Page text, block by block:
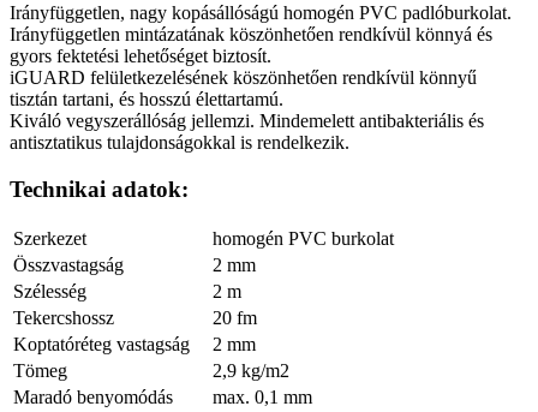
Irányfüggetlen, nagy kopásállóságú homogén PVC padlóburkolat.
Irányfüggetlen mintázatának köszönhetően rendkívül könnyá és
gyors fektetési lehetőséget biztosít.
iGUARD felületkezelésének köszönhetően rendkívül könnyű
tisztán tartani, és hosszú élettartamú.
Kiváló vegyszerállóság jellemzi. Mindemelett antibakteriális és
antisztatikus tulajdonságokkal is rendelkezik.
Technikai adatok:
Szerkezet
homogén PVC burkolat
Összvastagság
2 mm
Szélesség
2 m
Tekercshossz
20 fm
Koptatóréteg vastagság
2 mm
Tömeg
2,9 kg/m2
Maradó benyomódás
max. 0,1 mm